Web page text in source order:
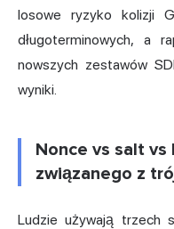
losowe ryzyko kolizji
długoterminowych, a
nowszych zestawów
wyniki.
Nonce vs salt vs
związanego z
Ludzie używają trzech